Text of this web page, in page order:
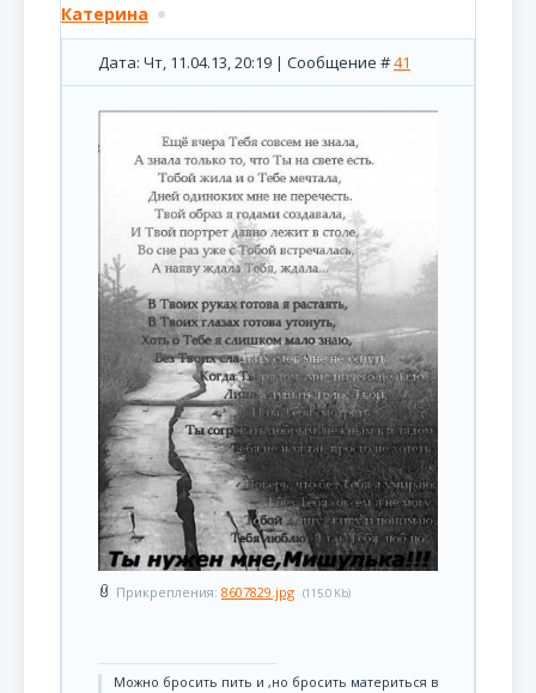
Катерина
Дата: Чт, 11.04.13, 20:19 | Сообщение #41
Прикрепления: 8607829.jpg (115.0 Kb)
Можно бросить пить и ,но бросить материться в